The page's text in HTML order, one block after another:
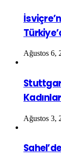
Ağustos 6,
Ağustos 3,